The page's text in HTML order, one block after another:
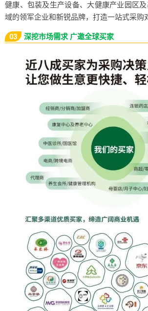
健康、包装及生产设备、大健康产业园区
域的领军企业和新锐品牌，打造一站式采购
03 深挖市场需求 广邀全球买家